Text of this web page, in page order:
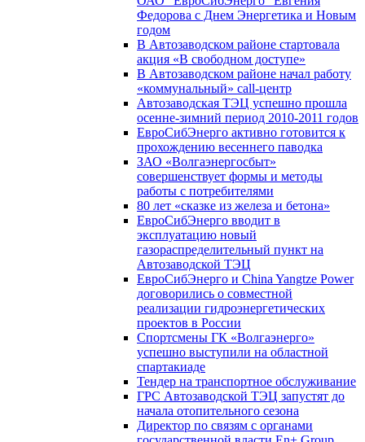
Федорова с Днем Энергетика и Новым
годом
В Автозаводском районе стартовала
акция «В свободном доступе»
В Автозаводском районе начал работу
«коммунальный» call-центр
Автозаводская ТЭЦ успешно прошла
осенне-зимний период 2010-2011 годов
ЕвроСибЭнерго активно готовится к
прохождению весеннего паводка
ЗАО «Волгаэнергосбыт»
совершенствует формы и методы
работы с потребителями
80 лет «сказке из железа и бетона»
ЕвроСибЭнерго вводит в
эксплуатацию новый
газораспределительный пункт на
Автозаводской ТЭЦ
ЕвроСибЭнерго и China Yangtze Power
договорились о совместной
реализации гидроэнергетических
проектов в России
Спортсмены ГК «Волгаэнерго»
успешно выступили на областной
спартакиаде
Тендер на транспортное обслуживание
ГРС Автозаводской ТЭЦ запустят до
начала отопительного сезона
Директор по связям с органами